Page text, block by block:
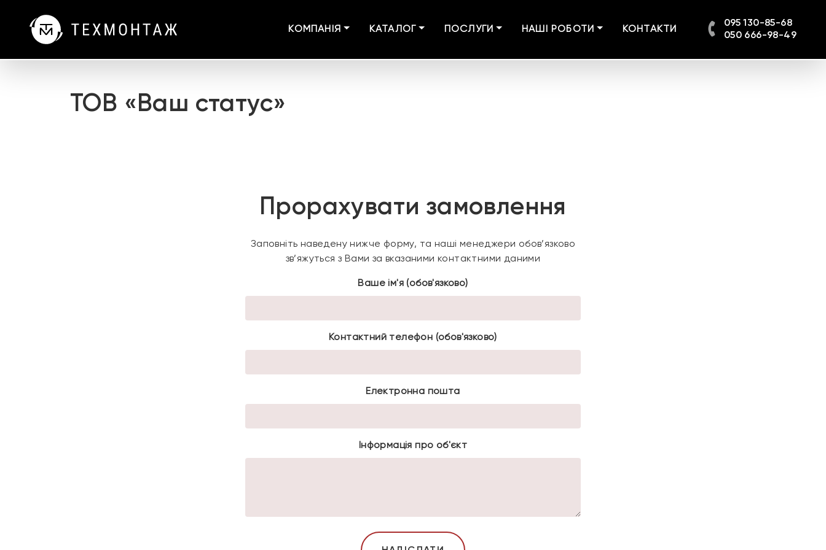
КОМПАНІЯ КАТАЛОГ ПОСЛУГИ НАШІ РОБОТИ КОНТАКТИ
095 130-85-68
050 666-98-49
ТОВ «Ваш статус»
Прорахувати замовлення
Заповніть наведену нижче форму, та наші менеджери обов’язково
зв’яжуться з Вами за вказаними контактними даними
Ваше ім'я (обов'язково)
Контактний телефон (обов'язково)
Електронна пошта
Інформація про об'єкт